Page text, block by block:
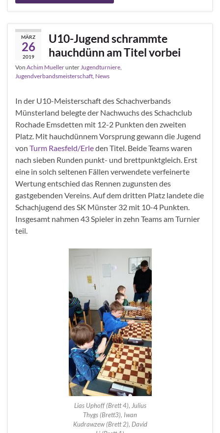
MÄRZ
26
2019
U10-Jugend schrammte
hauchdünn am Titel vorbei
Von Achim Muellerunter Jugendturniere
Jugendverbandsmeisterschaft News
In der U10-Meisterschaft des Schachverbands
Münsterland belegte der Nachwuchs des Schachclub
Rochade Emsdetten mit 12-2 Punkten den zweiten
Platz. Mit hauchdünnem Vorsprung gewann die Jugend
von Turm Raesfeld/Erleden Titel. Beide Teams waren
nach sieben Runden punkt- und brettpunktgleich. Erst
eine in solch seltenen Fällen verwendete verfeinerte
Wertung entschied das Rennen zugunsten des
gastgebenden Vereins. Auf dem dritten Platz landete die
Schachjugend des SK Münster 32 mit 10-4 Punkten.
Insgesamt nahmen 43 Spieler in zehn Teams am Turnier
teil.
Lias Uphoff (Brett 4), Julius
Thygs (Brett3), Iwan
Kudrawzew (Brett 2), David